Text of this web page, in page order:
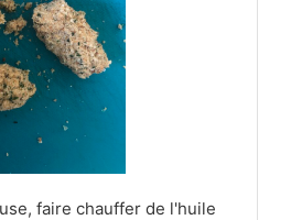
faire chauffer de l'huile